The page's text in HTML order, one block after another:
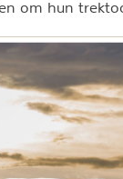
om hun